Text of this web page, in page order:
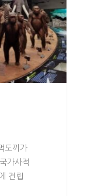
도끼가
가사적
건립